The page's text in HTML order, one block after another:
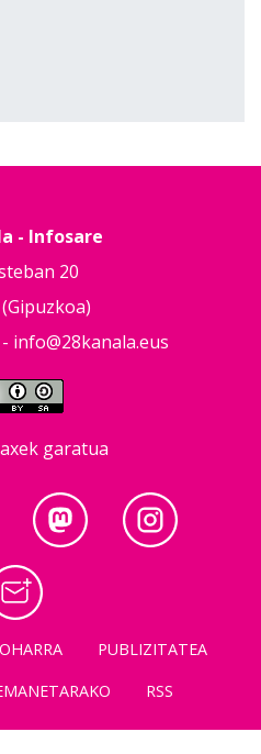
- Infosare
20
info@28kanala.eus
garatua
PUBLIZITATEA
RSS